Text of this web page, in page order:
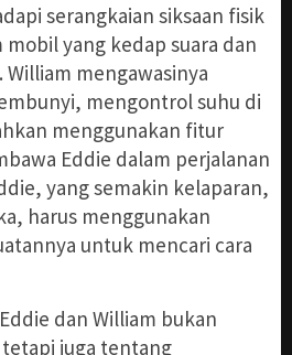
serangkaian siksaan fisik
yang kedap suara dan
mengawasinya
mengontrol suhu di
menggunakan fitur
Eddie dalam perjalanan
yang semakin kelaparan,
harus menggunakan
untuk mencari cara
dan William bukan
juga tentang